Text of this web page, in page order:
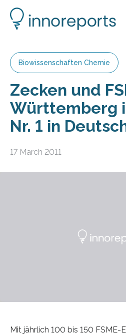
Biowissenschaften Chemie
Zecken und
Württemberg
Nr. 1 in
17 March 2011
Mit jährlich 100 bis 150 FSME-